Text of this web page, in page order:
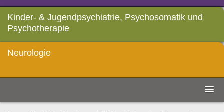
Kinder- & Jugendpsychiatrie, Psychosomatik und
Psychotherapie
Neurologie